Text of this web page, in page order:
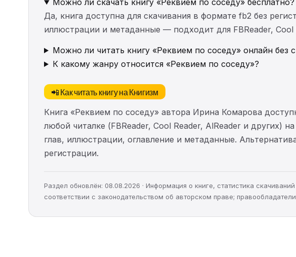
Можно ли скачать книгу «Реквием по соседу» бесплатно?
Да, книга доступна для скачивания в формате fb2 без
иллюстрации и метаданные — подходит для FBReader, Cool
Можно ли читать книгу «Реквием по соседу» онлайн без
К какому жанру относится «Реквием по соседу»?
📲 Как читать книгу на Книгизм
Книга «Реквием по соседу» автора Ирина Комарова
любой читалке (FBReader, Cool Reader, AlReader и других)
глав, иллюстрации, оглавление и метаданные.
регистрации.
Раздел обновлён: 08.08.2026 · Информация о книге, статистика
соответствии с законодательством об авторском праве;